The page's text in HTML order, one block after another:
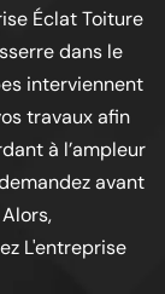
Éclat Toiture
dans le
interviennent
travaux afin
à l’ampleur
avant
L'entreprise